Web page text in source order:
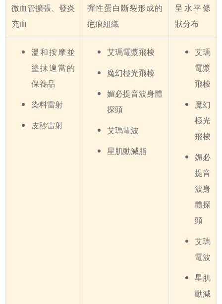
微血管擴張、發炎
充血
彈性蛋白斷裂形成的
疤痕組織
呈水平條
狀分布
溫和按摩並
塗抹適當的
保養品
染料雷射
皮秒雷射
艾瑪電漿飛梭
魔幻極光飛梭
媚必提音波身體
探頭
艾瑪電波
星肌動減脂
艾瑪
電漿
飛梭
魔幻
極光
飛梭
媚必
提音
波身
體探
頭
艾瑪
電波
星肌
動減